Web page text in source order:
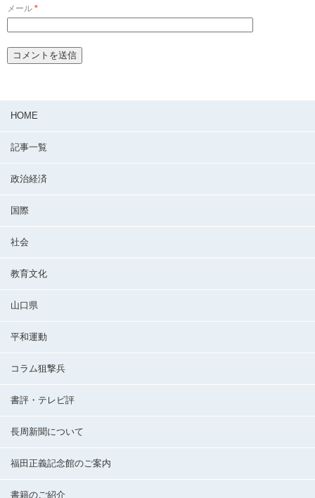
メール *
HOME
記事一覧
政治経済
国際
社会
教育文化
山口県
平和運動
コラム狙撃兵
書評・テレビ評
長周新聞について
福田正義記念館のご案内
書籍のご紹介